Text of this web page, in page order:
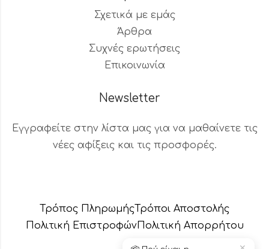
Σχετικά με εμάς
Άρθρα
Συχνές ερωτήσεις
Επικοινωνία
Newsletter
Εγγραφείτε στην λίστα μας για να μαθαίνετε τις
νέες αφίξεις και τις προσφορές.
Τρόπος ΠληρωμήςΤρόποι Αποστολής
Πολιτική ΕπιστροφώνΠολιτική Aπορρήτου